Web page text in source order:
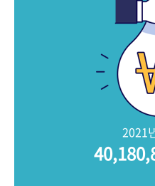
2021